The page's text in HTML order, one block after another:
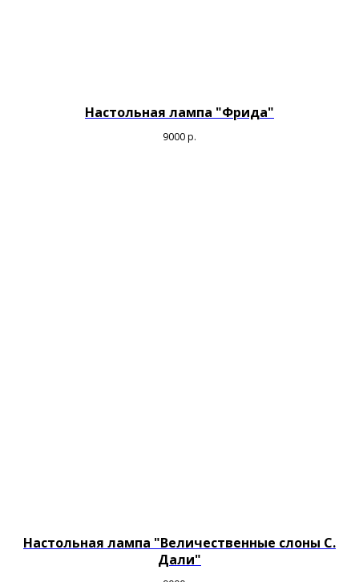
Настольная лампа "Фрида"
9000р.
Настольная лампа "Величественные слоны С.
Дали"